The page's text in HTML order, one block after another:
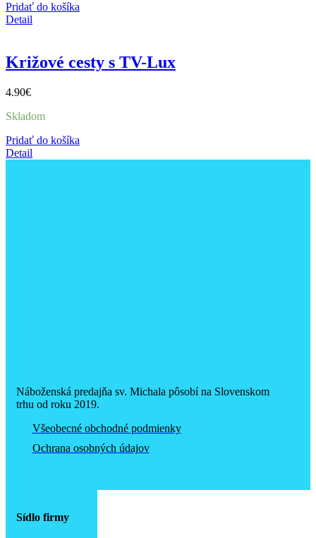
Pridať do košíka
Detail
Križové cesty s TV-Lux
4.90€
Skladom
Pridať do košíka
Detail
Náboženská predajňa sv. Michala pôsobí na Slovenskom
trhu od roku 2019.
Všeobecné obchodné podmienky
Ochrana osobných údajov
Sídlo firmy